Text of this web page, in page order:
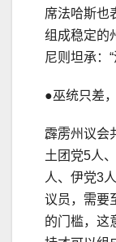
席法哈斯也
组成稳定的
尼则坦承：
●巫统只差
霹雳州议会
土团党5人
人、伊党3
议员，需要
的门槛，这